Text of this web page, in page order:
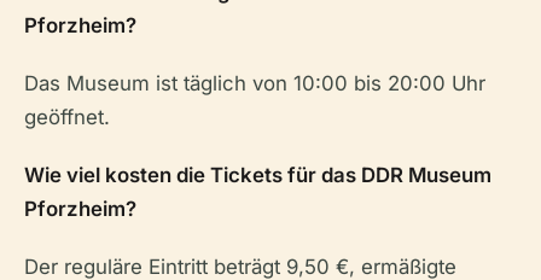
Pforzheim?
Das Museum ist täglich von 10:00 bis 20:00 Uhr
geöffnet.
Wie viel kosten die Tickets für das DDR Museum
Pforzheim?
Der reguläre Eintritt beträgt 9,50 €, ermäßigte